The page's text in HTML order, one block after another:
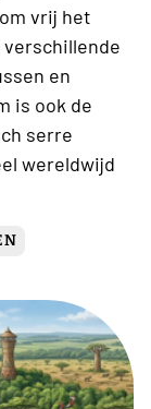
vrij het
en
is ook de
serre
wereldwijd